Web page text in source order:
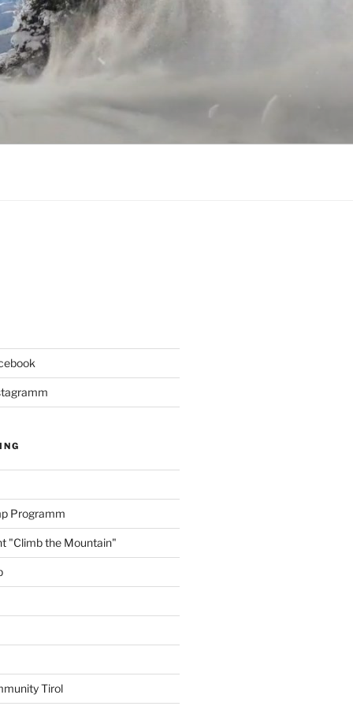
Programm
"Climb the Mountain"
Tirol